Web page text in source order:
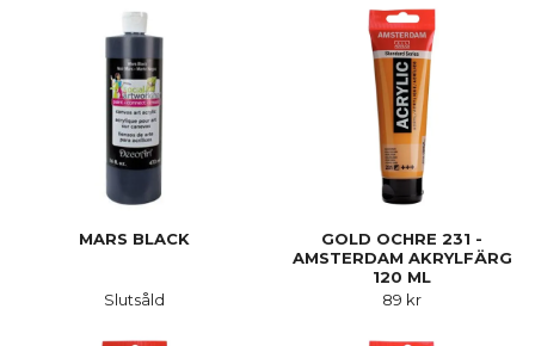
MARS BLACK
Slutsåld
GOLD OCHRE 231 -
AMSTERDAM AKRYLFÄRG
120 ML
89 kr